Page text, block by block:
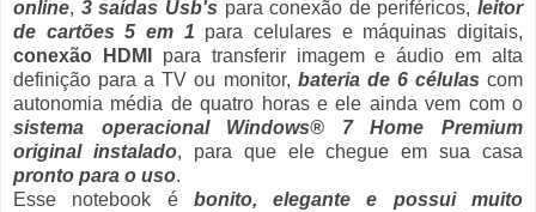
online, 3 saídas Usb's para conexão de periféricos, leitor
de cartões 5 em 1 para celulares e máquinas digitais,
conexão HDMI
para transferir imagem e áudio em alta
definição para a TV ou monitor, bateria de 6 células com
autonomia média de quatro horas e ele ainda vem com o
sistema operacional Windows® 7 Home Premium
original instalado, para que ele chegue em sua casa
pronto para o uso.
Esse notebook ébonito, elegante e possui muito